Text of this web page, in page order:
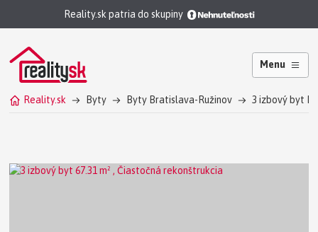
Reality.sk patria do skupiny
Menu
Reality.sk Byty Byty Bratislava-Ružinov 3 izbový byt